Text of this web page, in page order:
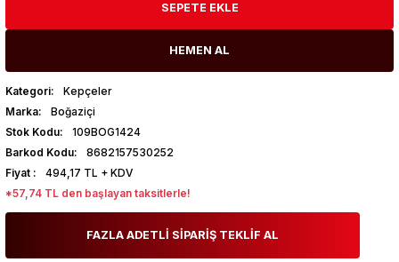
SEPETE EKLE
HEMEN AL
Kategori
Kepçeler
Marka
Boğaziçi
Stok Kodu
109BOG1424
Barkod Kodu
8682157530252
Fiyat
494,17 TL + KDV
*57,74 TL den başlayan taksitlerle!
FAZLA ADETLİ SİPARİŞ TEKLİF AL